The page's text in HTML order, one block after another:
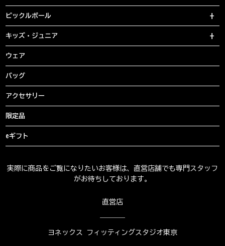
ピックルボール
キッズ・ジュニア
ウェア
バッグ
アクセサリー
限定品
eギフト
実際に商品をご覧になりたいお客様は、直営店舗でも専門スタッフ
がお待ちしております。
直営店
ヨネックス フィッティングスタジオ東京